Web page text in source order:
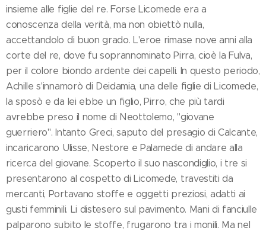
insieme alle figlie del re. Forse Licomede era a
conoscenza della verità, ma non obiettò nulla,
accettandolo di buon grado. L'eroe rimase nove anni alla
corte del re, dove fu soprannominato Pirra, cioè la Fulva,
per il colore biondo ardente dei capelli. In questo periodo,
Achille s'innamorò di Deidamia, una delle figlie di Licomede,
la sposò e da lei ebbe un figlio, Pirro, che più tardi
avrebbe preso il nome di Neottolemo, "giovane
guerriero". Intanto Greci, saputo del presagio di Calcante,
incaricarono Ulisse, Nestore e Palamede di andare alla
ricerca del giovane. Scoperto il suo nascondiglio, i tre si
presentarono al cospetto di Licomede, travestiti da
mercanti, Portavano stoffe e oggetti preziosi, adatti ai
gusti femminili. Li distesero sul pavimento. Mani di fanciulle
palparono subito le stoffe, frugarono tra i monili. Ma nel